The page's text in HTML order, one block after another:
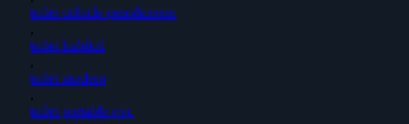
toilet cubicle penolicresin
,
toilet kubikal
,
toilet modern
,
toilet portable pvc